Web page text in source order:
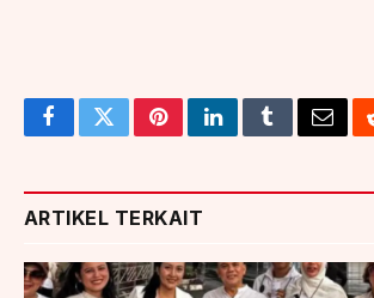
FacebookTwitterPinterestLinkedInTumblrEmail
ARTIKEL TERKAIT